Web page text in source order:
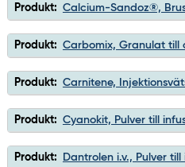
Produkt: Calcium-Sandoz®,
Produkt: Carbomix, Granulat till
Produkt: Carnitene,
Produkt: Cyanokit, Pulver till
Produkt:
Dantrolen i.v., Pulver